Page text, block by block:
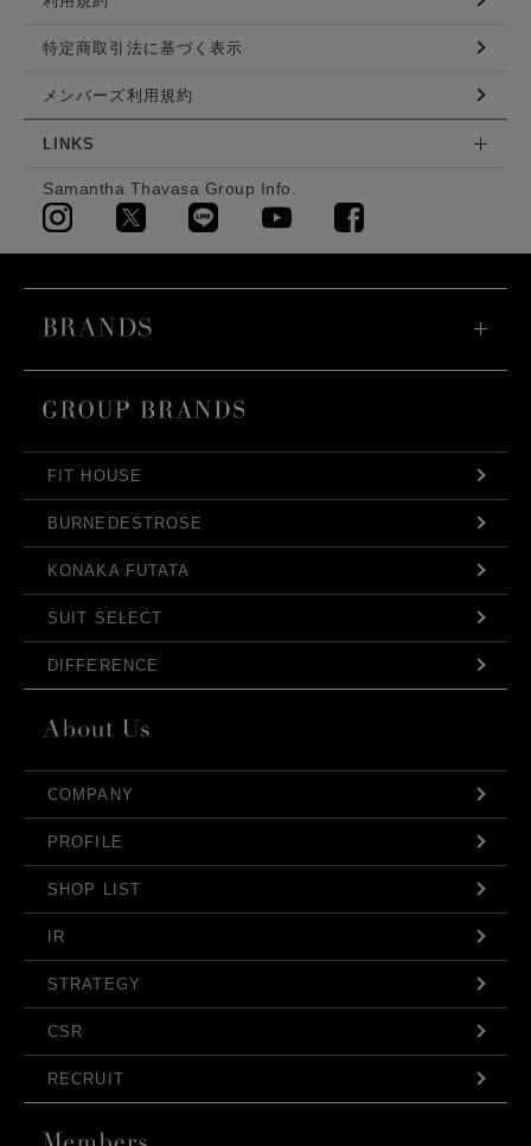
特定商取引法に基づく表示
メンバーズ利用規約
LINKS
Samantha Thavasa Group Info.
FIT HOUSE
BURNEDESTROSE
KONAKA FUTATA
SUIT SELECT
DIFFERENCE
COMPANY
PROFILE
SHOP LIST
IR
STRATEGY
CSR
RECRUIT